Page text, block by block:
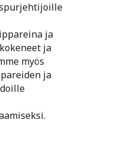
ja
ja
myös
ja